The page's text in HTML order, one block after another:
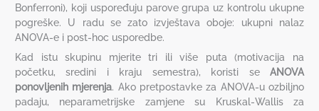
Bonferroni), koji uspoređuju parove grupa uz kontrolu ukupne
pogreške. U radu se zato izvještava oboje: ukupni nalaz
ANOVA-e i post-hoc usporedbe.
Kad istu skupinu mjerite tri ili više puta (motivacija na
početku, sredini i kraju semestra), koristi se ANOVA
ponovljenih mjerenja. Ako pretpostavke za ANOVA-u ozbiljno
padaju, neparametrijske zamjene su Kruskal-Wallis za